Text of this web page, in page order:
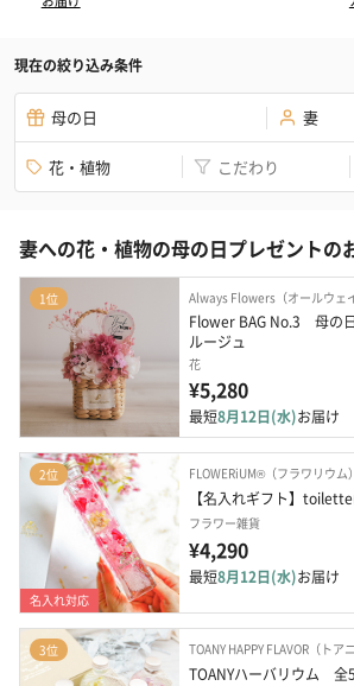
現在の絞り込み条件
母の日 妻
花・植物 こだわり
妻への花・植物の母の日プレゼントの
1位 Always Flowers（オールウェ
Flower BAG No.3　母の
ルージュ
花
¥5,280
最短8月12日(水)お届け
2位
名入れ対応
FLOWERiUM®（フラワリウム）
【名入れギフト】
フラワー雑貨
¥4,290
最短8月12日(水)お届け
3位 TOANY HAPPY FLAVOR（トア
TOANYハーバリウム　全